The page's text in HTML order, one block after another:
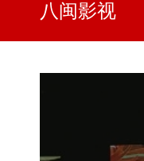
八闽影视